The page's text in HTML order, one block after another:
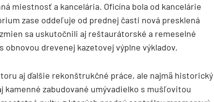
miestnosť a kancelária. Oficína bola od kancelárie
zase oddeľuje od prednej časti nová presklená
sa uskutočnili aj reštaurátorské a remeselné
obnovou drevenej kazetovej výplne výkladov.
aj ďalšie rekonštrukčné práce, ale najmä historický
kamenné zabudované umývadielko s mušľovitou